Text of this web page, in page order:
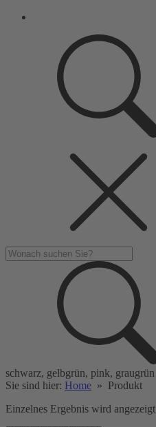
schwarz, gelbgrün, pink, graugrün
Sie sind hier: Home » Produkt
Einzelnes Ergebnis wird angezeigt